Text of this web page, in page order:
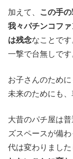
加えて、
この手
我々パチンコフ
は残念なことで
一撃で台無しです
お子さんのため
未来のためにも
大昔のパチ屋は
ズスペースが備
代は変わりました